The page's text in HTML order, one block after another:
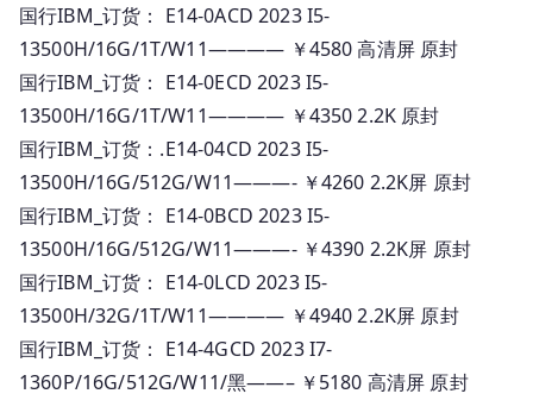
国行IBM_订货： E14-0ACD 2023 I5-
13500H/16G/1T/W11———— ￥4580 高清屏 原封
国行IBM_订货： E14-0ECD 2023 I5-
13500H/16G/1T/W11———— ￥4350 2.2K 原封
国行IBM_订货：.E14-04CD 2023 I5-
13500H/16G/512G/W11———- ￥4260 2.2K屏 原封
国行IBM_订货： E14-0BCD 2023 I5-
13500H/16G/512G/W11———- ￥4390 2.2K屏 原封
国行IBM_订货： E14-0LCD 2023 I5-
13500H/32G/1T/W11———— ￥4940 2.2K屏 原封
国行IBM_订货： E14-4GCD 2023 I7-
1360P/16G/512G/W11/黑——– ￥5180 高清屏 原封